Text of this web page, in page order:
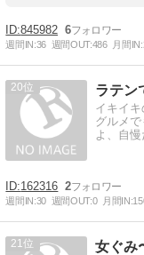
845982 6
週間IN:36 週間OUT:486 月間IN:
20 ラテン
イキイキ
グルメ
よ、自
162316 2
週間IN:30 週間OUT:0 月間IN:
21 女ぐみ